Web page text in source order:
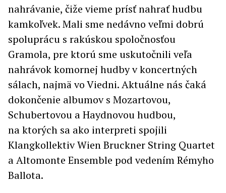
nahrávanie, čiže vieme prísť nahrať hudbu
kamkoľvek. Mali sme nedávno veľmi dobrú
spoluprácu s rakúskou spoločnosťou
Gramola, pre ktorú sme uskutočnili veľa
nahrávok komornej hudby v koncertných
sálach, najmä vo Viedni. Aktuálne nás čaká
dokončenie albumov s Mozartovou,
Schubertovou a Haydnovou hudbou,
na ktorých sa ako interpreti spojili
Klangkollektiv Wien Bruckner String Quartet
a Altomonte Ensemble pod vedením Rémyho
Ballota.